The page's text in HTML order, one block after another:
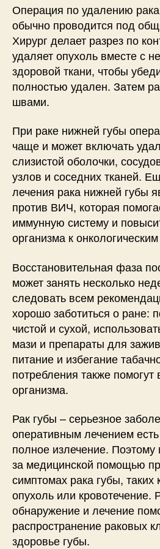
Операция по удалению
обычно проводится под
Хирург делает разрез по
удаляет опухоль вместе с
здоровой ткани, чтобы
полностью удален. Затем
швами.
При раке нижней губы
чаще и может включать
слизистой оболочки,
узлов и соседних тканей.
лечения рака нижней губы
против ВИЧ, которая
иммунную систему и
организма к
Восстановительная фаза
может занять несколько
следовать всем
хорошо заботиться о ране:
чистой и сухой,
мази и препараты для
питание и избегание
потребления также
организма.
Рак губы – серьезное
оперативным лечением
полное излечение.
за медицинской помощью
симптомах рака губы, таких
опухоль или кровотечение.
обнаружение и лечение
распространение раковых
здоровье губы.